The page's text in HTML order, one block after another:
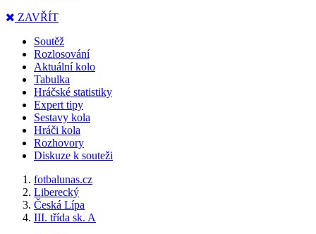
ZAVŘÍT
Soutěž
Rozlosování
Aktuální kolo
Tabulka
Hráčské statistiky
Expert tipy
Sestavy kola
Hráči kola
Rozhovory
Diskuze k souteži
fotbalunas.cz
Liberecký
Česká Lípa
III. třída sk. A